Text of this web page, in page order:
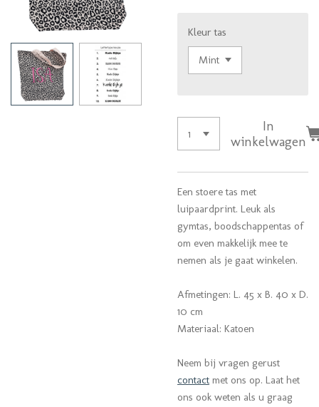
Kleur tas
In
winkelwagen
Een stoere tas met
luipaardprint. Leuk als
gymtas, boodschappentas of
om even makkelijk mee te
nemen als je gaat winkelen.
Afmetingen: L. 45 x B. 40 x D.
10 cm
Materiaal: Katoen
Neem bij vragen gerust
contact met ons op. Laat het
ons ook weten als u graag